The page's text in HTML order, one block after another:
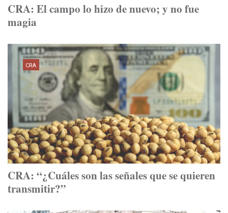
CRA: El campo lo hizo de nuevo; y no fue
magia
CRA
CRA: “¿Cuáles son las señales que se quieren
transmitir?”